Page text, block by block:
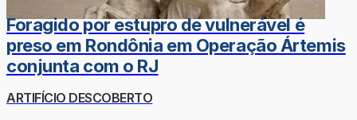
Foragido por estupro de vulnerável é
preso em Rondônia em Operação Ártemis
conjunta com o RJ
ARTIFÍCIO DESCOBERTO